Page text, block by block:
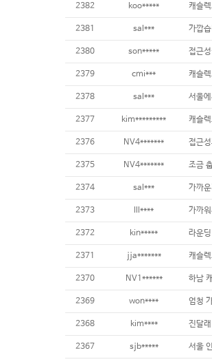
2382 koo***** 캐슬
2381 sal*** 가깝
2380 son***** 접근
2379 cmi***
2378 sal*** 서울
2377 kim********* 캐슬
2376 NV4******* 접근
2375 NV4*******
2374 sal*** 가까
2373 lll**** 가까
2372 kin***** 라운
2371 jja******* 캐슬
2370 NV1****** 하남
2369 won**** 엄청
2368 kim**** 진달
2367 sjb***** 서울